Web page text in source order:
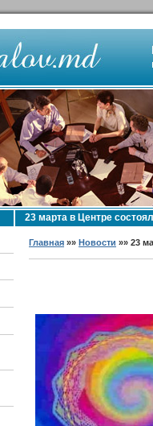
23 марта в Центре
Главная »»Новости »» 23